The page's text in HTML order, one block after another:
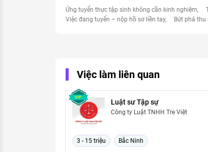
Ứng tuyển thực tập sinh không cần kinh nghiệm
Việc đang tuyển – nộp hồ sơ liền tay
Bứt phá thu
Việc làm liên quan
Luật sư Tập sự
Công ty Luật TNHH Tre Việt
3 - 15 triệu Bắc Ninh